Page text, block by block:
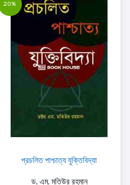
20%
প্রচলিত পাশ্চাত্য যুক্তিবিদ্যা
ড. এম. মতিউর রহমান